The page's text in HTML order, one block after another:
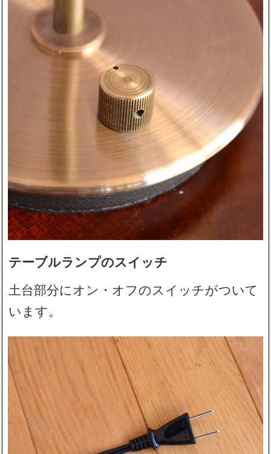
テーブルランプのスイッチ
土台部分にオン・オフのスイッチがついて
います。